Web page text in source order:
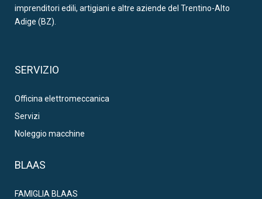
imprenditori edili, artigiani e altre aziende del Trentino-Alto
Adige (BZ).
SERVIZIO
Officina elettromeccanica
Servizi
Noleggio macchine
BLAAS
FAMIGLIA BLAAS